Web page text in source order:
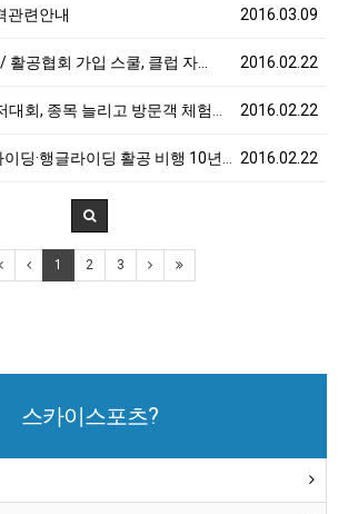
2016.03.09
관련안내
2016.02.22
공협회 가입 스쿨, 클럽 자…
2016.02.22
회, 종목 늘리고 방문객 체험행사…
2016.02.22
·행글라이딩 활공 비행 10년간 금…
1 2 3
스카이스포츠?